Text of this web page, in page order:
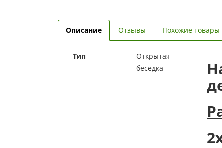
Описание Отзывы Похожие товары
Тип
Открытая
беседка